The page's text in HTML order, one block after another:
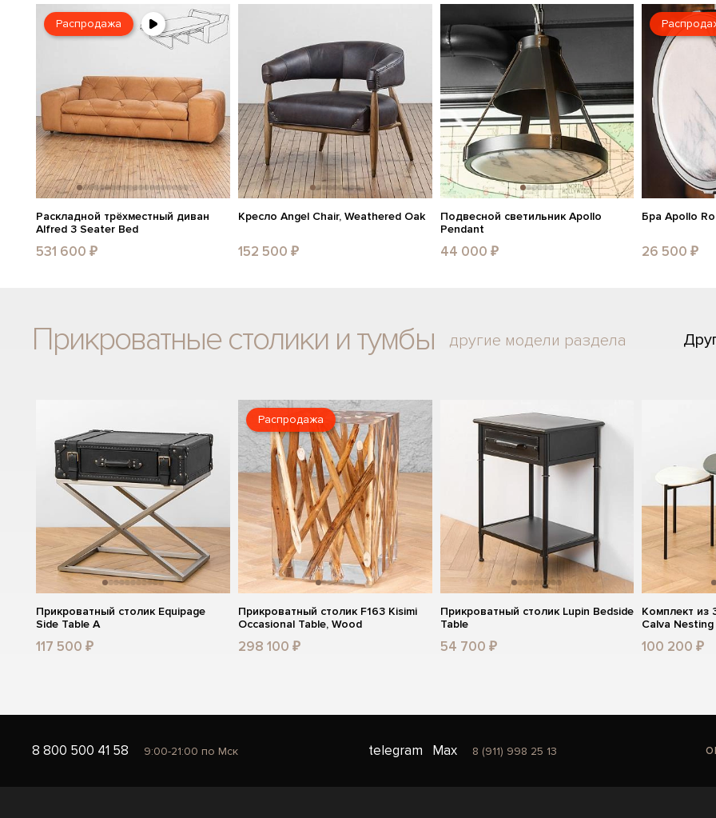
Распродажа
Раскладной трёхместный диван
Alfred 3 Seater Bed
531 600 ₽
Кресло Angel Chair, Weathered Oak
152 500 ₽
Подвесной светильник Apollo
Pendant
44 000 ₽
Бра Apollo
26 500 ₽
Прикроватные столики и тумбы другие модели раздела
Прикроватный столик Equipage
Side Table A
117 500 ₽
Распродажа
Прикроватный столик F163 Kisimi
Occasional Table, Wood
298 100 ₽
Прикроватный столик Lupin Bedside
Table
54 700 ₽
Комплект из
Calva
100 200 ₽
8 800 500 41 58 9:00-21:00 по Мск telegram Max 8 (911) 998 25 13